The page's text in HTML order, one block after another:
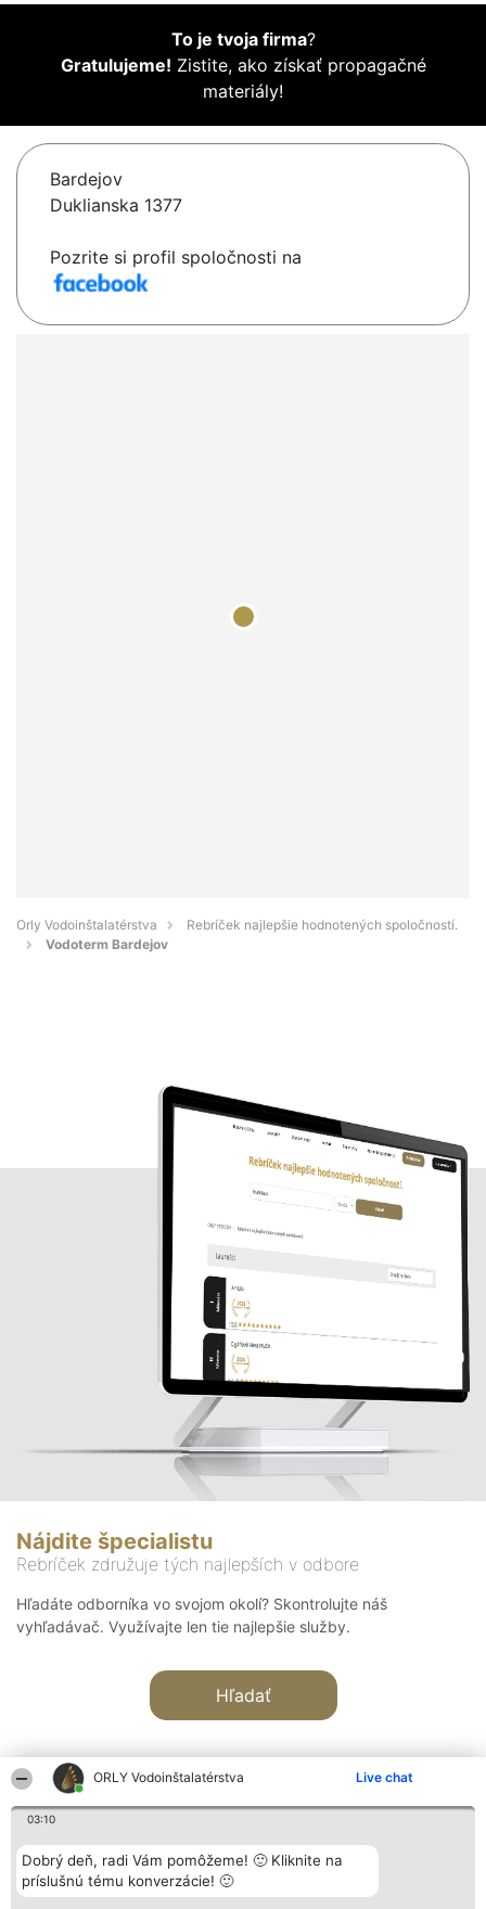
ORLY Vodoinštalatérstva Live chat
03:10
Dobrý deň, radi Vám pomôžeme! 🙂 Kliknite na
príslušnú tému konverzácie! 🙂
To je tvoja firma?
Gratulujeme! Zistite, ako získať propagačné
materiály!
Bardejov
Duklianska 1377
Pozrite si profil spoločnosti na
Orly Vodoinštalatérstva
Rebríček najlepšie hodnotených spoločností.
Vodoterm Bardejov
Nájdite špecialistu
Rebríček združuje tých najlepších v odbore
Hľadáte odborníka vo svojom okolí? Skontrolujte náš
vyhľadávač. Využívajte len tie najlepšie služby.
Hľadať
Organizátor hodnotenia
Bright Side Solutions sp. z o.
o. sp. k.
Hodnotenie
Laureáti
Lista
Kontakt
Kontakt